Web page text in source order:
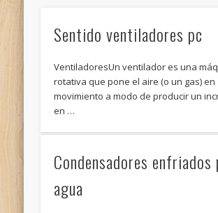
Sentido ventiladores pc
VentiladoresUn ventilador es una
rotativa que pone el aire (o un gas) en
movimiento a modo de producir un
en …
Condensadores enfriados
agua